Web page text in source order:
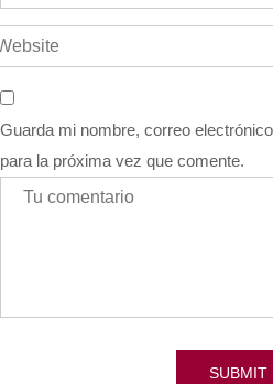
Guarda mi nombre, correo
para la próxima vez que comente.
SUBMIT